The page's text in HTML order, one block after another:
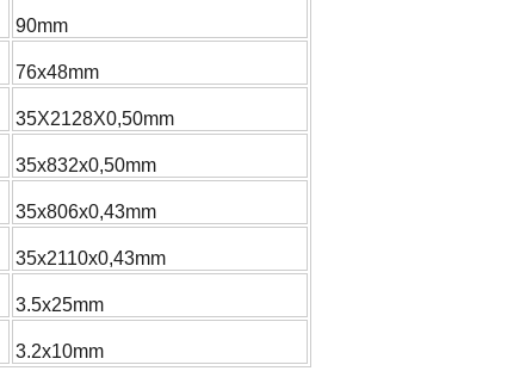
90mm
76x48mm
35X2128X0,50mm
35x832x0,50mm
35x806x0,43mm
35x2110x0,43mm
3.5x25mm
3.2x10mm